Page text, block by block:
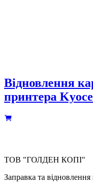
Відновлення
принтера
ТОВ "ГОЛДЕН КОПІ"
Заправка та відновлення